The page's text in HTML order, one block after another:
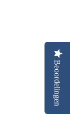
Beoordelingen